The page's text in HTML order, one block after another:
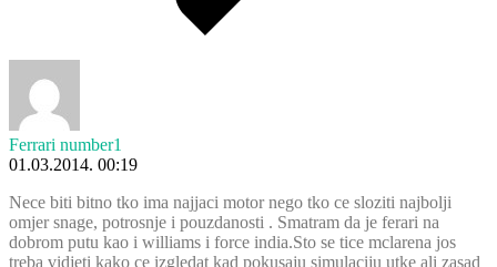
Ferrari number1
01.03.2014. 00:19
Nece biti bitno tko ima najjaci motor nego tko ce sloziti najbolji
omjer snage, potrosnje i pouzdanosti . Smatram da je ferari na
dobrom putu kao i williams i force india.Sto se tice mclarena jos
treba vidjeti kako ce izgledat kad pokusaju simulaciju utke ali zasad